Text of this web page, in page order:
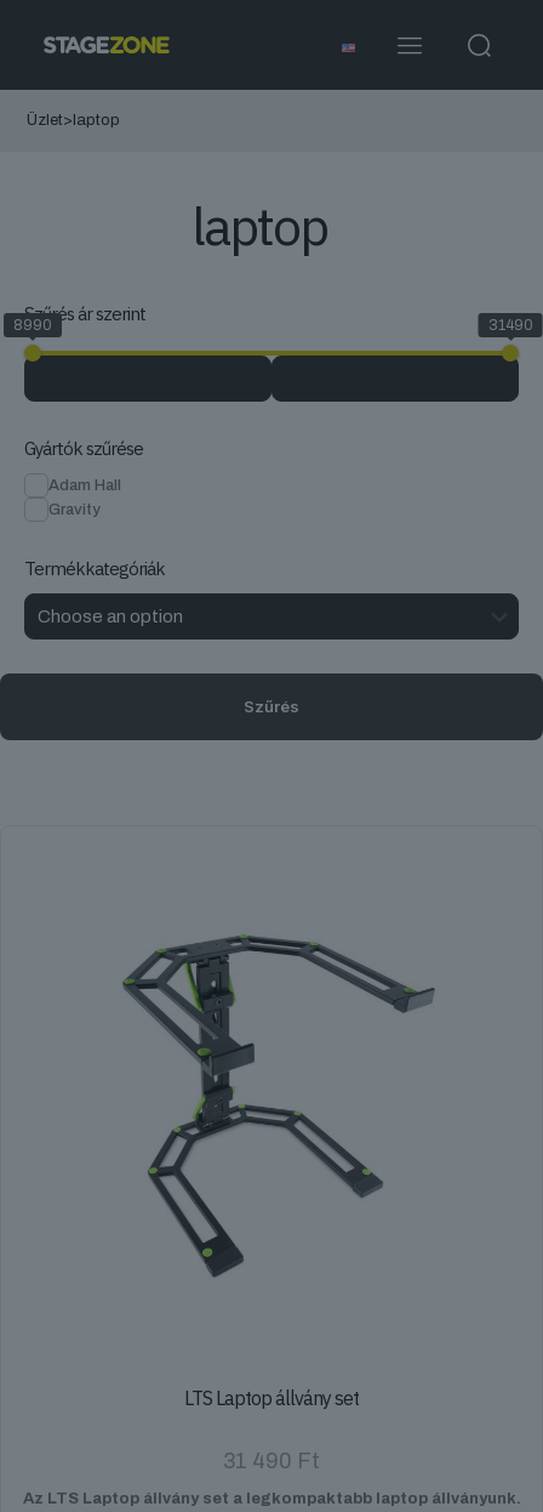
Üzlet> laptop
laptop
Szűrés ár szerint
8990 31490
Gyártók szűrése
Adam Hall
Gravity
Termékkategóriák
Szűrés
LTS Laptop állvány set
31 490 Ft
Az LTS Laptop állvány set a legkompaktabb laptop állványunk.